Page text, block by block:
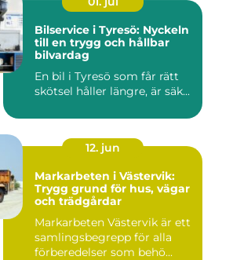
Bilservice i Tyresö: Nyckeln
till en trygg och hållbar
bilvardag
En bil i Tyresö som får rätt
skötsel håller längre, är säk...
12. jun
Markarbeten i Västervik:
Trygg grund för hus, vägar
och trädgårdar
Markarbeten Västervik är ett
samlingsbegrepp för alla
förberedelser som behö...